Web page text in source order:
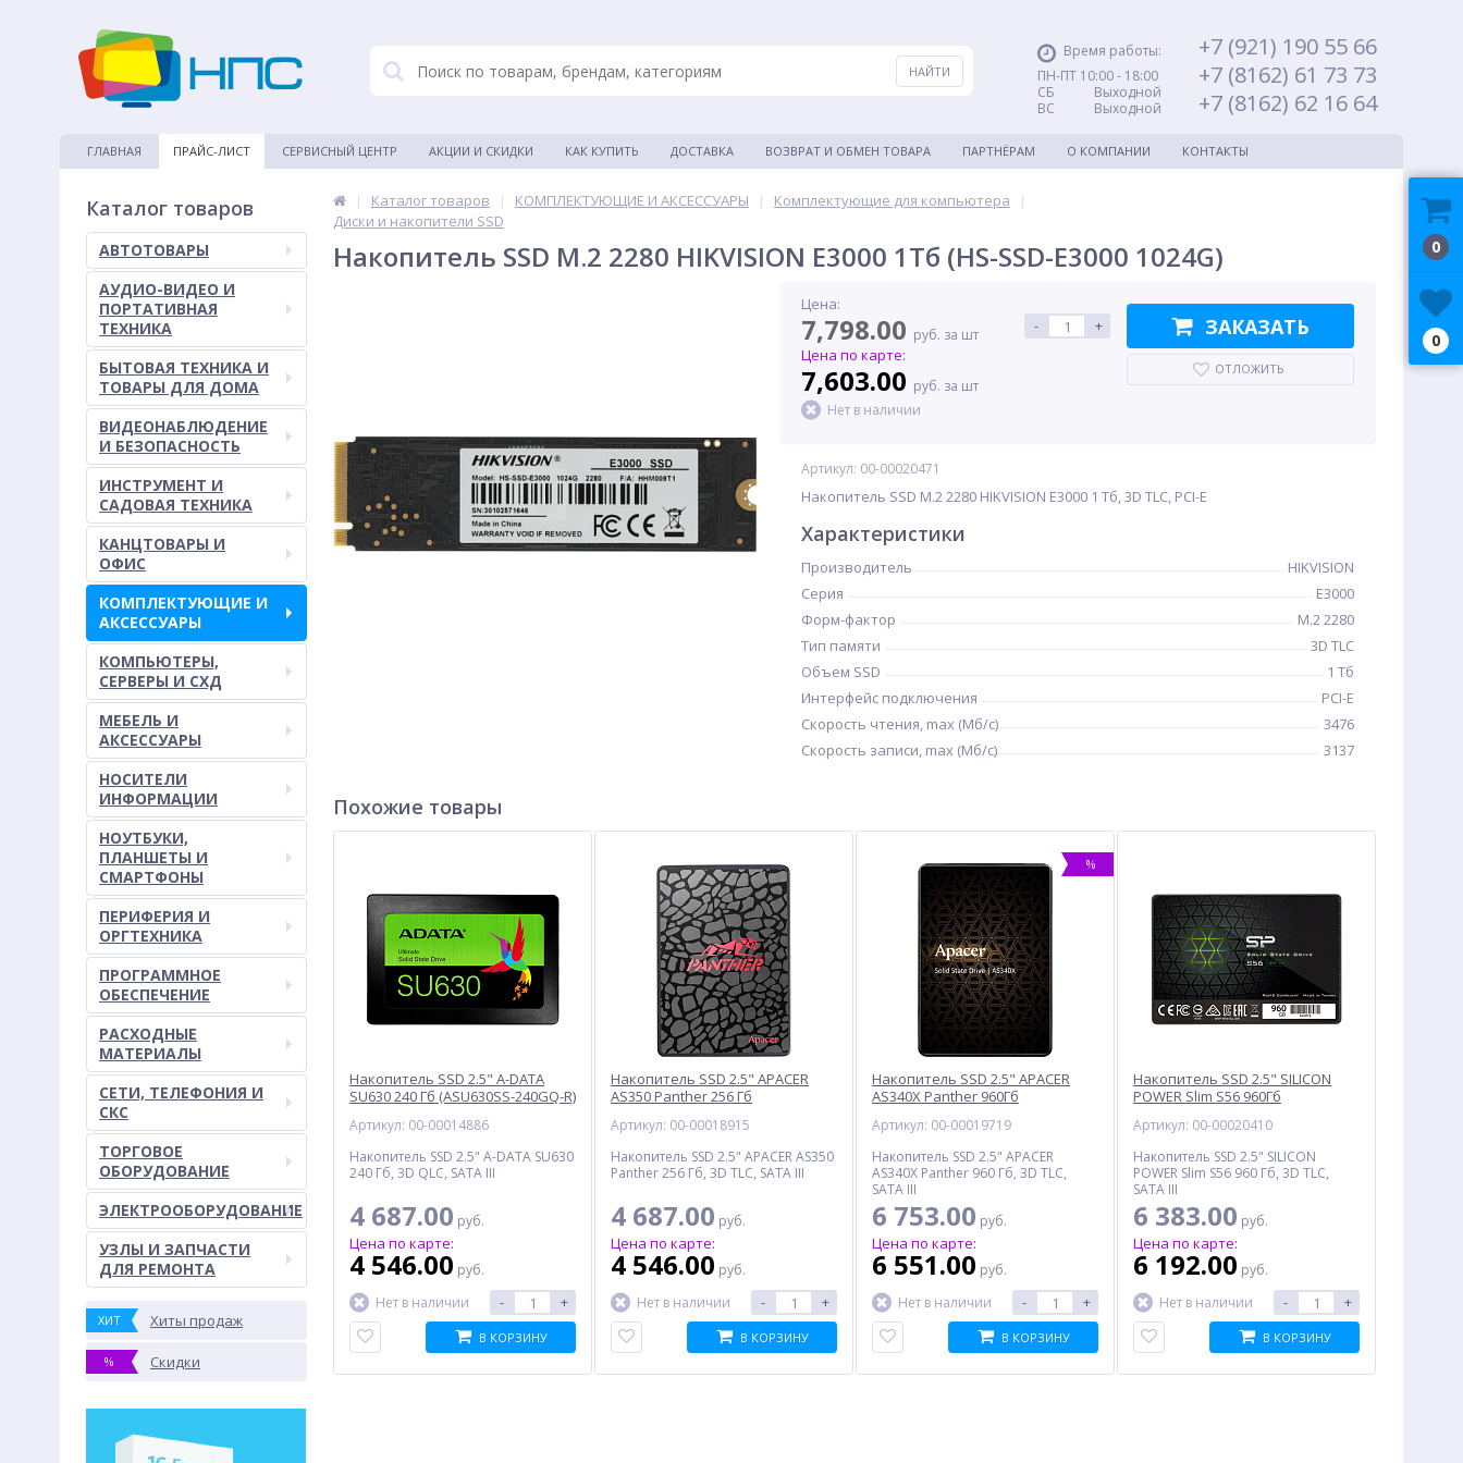
Время работы:
ПН-ПТ 10:00 - 18:00
СБ Выходной
ВС Выходной
+7 (921) 190 55 66
+7 (8162) 61 73 73
+7 (8162) 62 16 64
ГЛАВНАЯ ПРАЙС-ЛИСТ СЕРВИСНЫЙ ЦЕНТР АКЦИИ И СКИДКИ КАК КУПИТЬ ДОСТАВКА ВОЗВРАТ И ОБМЕН ТОВАРА ПАРТНЁРАМ О КОМПАНИИ КОНТАКТЫ
Каталог товаров
АВТОТОВАРЫ
АУДИО-ВИДЕО И
ПОРТАТИВНАЯ
ТЕХНИКА
БЫТОВАЯ ТЕХНИКА И
ТОВАРЫ ДЛЯ ДОМА
ВИДЕОНАБЛЮДЕНИЕ
И БЕЗОПАСНОСТЬ
ИНСТРУМЕНТ И
САДОВАЯ ТЕХНИКА
КАНЦТОВАРЫ И
ОФИС
КОМПЛЕКТУЮЩИЕ И
АКСЕССУАРЫ
КОМПЬЮТЕРЫ,
СЕРВЕРЫ И СХД
МЕБЕЛЬ И
АКСЕССУАРЫ
НОСИТЕЛИ
ИНФОРМАЦИИ
НОУТБУКИ,
ПЛАНШЕТЫ И
СМАРТФОНЫ
ПЕРИФЕРИЯ И
ОРГТЕХНИКА
ПРОГРАММНОЕ
ОБЕСПЕЧЕНИЕ
РАСХОДНЫЕ
МАТЕРИАЛЫ
СЕТИ, ТЕЛЕФОНИЯ И
СКС
ТОРГОВОЕ
ОБОРУДОВАНИЕ
ЭЛЕКТРООБОРУДОВАНИЕ
УЗЛЫ И ЗАПЧАСТИ
ДЛЯ РЕМОНТА
ХИТ Хиты продаж
% Скидки
| Каталог товаров | КОМПЛЕКТУЮЩИЕ И АКСЕССУАРЫ | Комплектующие для компьютера
|
Диски и накопители SSD
Накопитель SSD M.2 2280 HIKVISION E3000 1Тб (HS-SSD-E3000 1024G)
Цена:
7,798.00 руб. за шт
Цена по карте:
7,603.00 руб. за шт
Нет в наличии
- + ЗАКАЗАТЬ
ОТЛОЖИТЬ
Артикул: 00-00020471
Накопитель SSD M.2 2280 HIKVISION E3000 1 Тб, 3D TLC, PCI-E
Характеристики
Производитель
HIKVISION
Серия
E3000
Форм-фактор
M.2 2280
Тип памяти
3D TLC
Объем SSD
1 Тб
Интерфейс подключения
PCI-E
Скорость чтения, max (Мб/с)
3476
Скорость записи, max (Мб/с)
3137
Похожие товары
Накопитель SSD 2.5" A-DATA
SU630 240 Гб (ASU630SS-240GQ-R)
Артикул: 00-00014886
Накопитель SSD 2.5" A-DATA SU630
240 Гб, 3D QLC, SATA III
4 687.00 руб.
Цена по карте:
4 546.00 руб.
Нет в наличии
- +
В КОРЗИНУ
Накопитель SSD 2.5" APACER
AS350 Panther 256 Гб
Артикул: 00-00018915
Накопитель SSD 2.5" APACER AS350
Panther 256 Гб, 3D TLC, SATA III
4 687.00 руб.
Цена по карте:
4 546.00 руб.
Нет в наличии
- +
В КОРЗИНУ
%
Накопитель SSD 2.5" APACER
AS340X Panther 960Гб
Артикул: 00-00019719
Накопитель SSD 2.5" APACER
AS340X Panther 960 Гб, 3D TLC,
SATA III
6 753.00 руб.
Цена по карте:
6 551.00 руб.
Нет в наличии
- +
В КОРЗИНУ
Накопитель SSD 2.5" SILICON
POWER Slim S56 960Гб
Артикул: 00-00020410
Накопитель SSD 2.5" SILICON
POWER Slim S56 960 Гб, 3D TLC,
SATA III
6 383.00 руб.
Цена по карте:
6 192.00 руб.
Нет в наличии
- +
В КОРЗИНУ
0
0